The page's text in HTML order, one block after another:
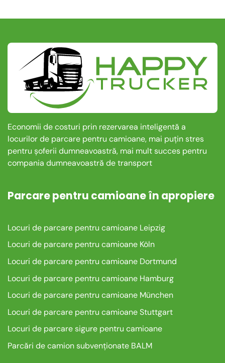
Economii de costuri prin rezervarea inteligentă a
locurilor de parcare pentru camioane, mai puțin stres
pentru șoferii dumneavoastră, mai mult succes pentru
compania dumneavoastră de transport
Parcare pentru camioane în apropiere
Locuri de parcare pentru camioane Leipzig
Locuri de parcare pentru camioane Köln
Locuri de parcare pentru camioane Dortmund
Locuri de parcare pentru camioane Hamburg
Locuri de parcare pentru camioane München
Locuri de parcare pentru camioane Stuttgart
Locuri de parcare sigure pentru camioane
Parcări de camion subvenționate BALM